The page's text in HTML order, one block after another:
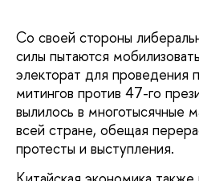
Со своей стороны
силы пытаются
электорат для проведения
митингов против 47-го
вылилось в многотысячные
всей стране, обещая
протесты и выступления.